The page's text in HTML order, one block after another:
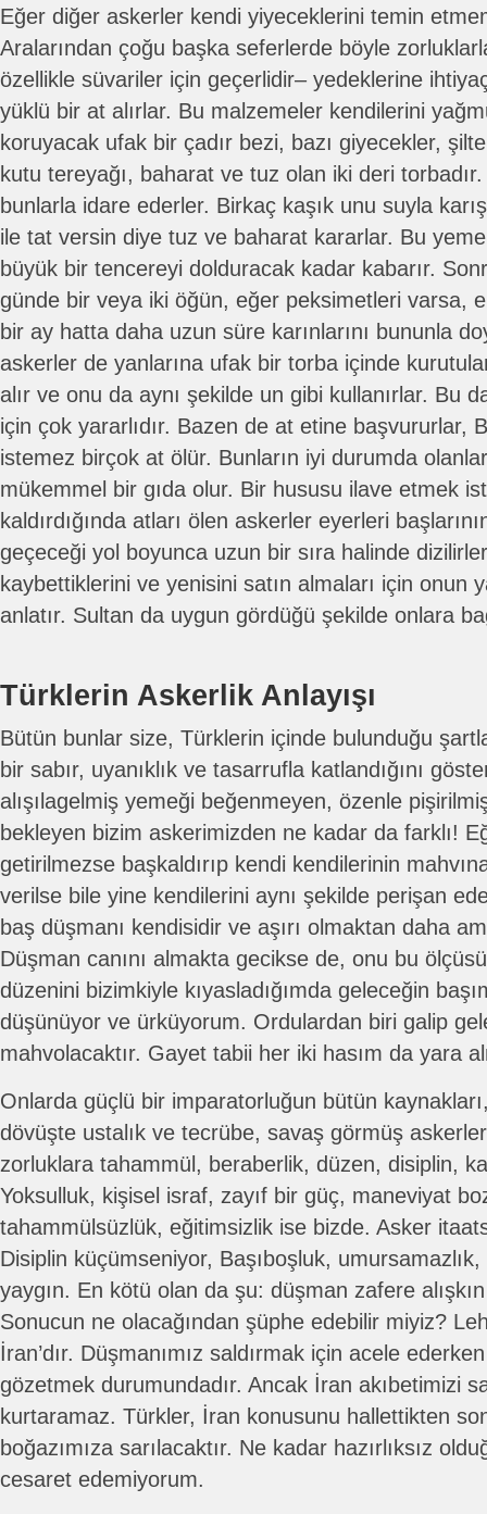
Eğer diğer askerler kendi yiyeceklerini temin
Aralarından çoğu başka seferlerde böyle
özellikle süvariler için geçerlidir– yedeklerine
yüklü bir at alırlar. Bu malzemeler kendilerini
koruyacak ufak bir çadır bezi, bazı giyecekler,
kutu tereyağı, baharat ve tuz olan iki deri torbadır.
bunlarla idare ederler. Birkaç kaşık unu suyla
ile tat versin diye tuz ve baharat kararlar. Bu
büyük bir tencereyi dolduracak kadar kabarır.
günde bir veya iki öğün, eğer peksimetleri varsa,
bir ay hatta daha uzun süre karınlarını bununla
askerler de yanlarına ufak bir torba içinde
alır ve onu da aynı şekilde un gibi kullanırlar. Bu
için çok yararlıdır. Bazen de at etine başvururlar,
istemez birçok at ölür. Bunların iyi durumda
mükemmel bir gıda olur. Bir hususu ilave etmek
kaldırdığında atları ölen askerler eyerleri
geçeceği yol boyunca uzun bir sıra halinde
kaybettiklerini ve yenisini satın almaları için onun
anlatır. Sultan da uygun gördüğü şekilde onlara
Türklerin Askerlik Anlayışı
Bütün bunlar size, Türklerin içinde bulunduğu
bir sabır, uyanıklık ve tasarrufla katlandığını
alışılagelmiş yemeği beğenmeyen, özenle
bekleyen bizim askerimizden ne kadar da farklı!
getirilmezse başkaldırıp kendi kendilerinin
verilse bile yine kendilerini aynı şekilde perişan
baş düşmanı kendisidir ve aşırı olmaktan daha
Düşman canını almakta gecikse de, onu bu
düzenini bizimkiyle kıyasladığımda geleceğin
düşünüyor ve ürküyorum. Ordulardan biri galip
mahvolacaktır. Gayet tabii her iki hasım da yara
Onlarda güçlü bir imparatorluğun bütün
dövüşte ustalık ve tecrübe, savaş görmüş
zorluklara tahammül, beraberlik, düzen, disiplin,
Yoksulluk, kişisel israf, zayıf bir güç, maneviyat
tahammülsüzlük, eğitimsizlik ise bizde. Asker
Disiplin küçümseniyor, Başıboşluk, umursamazlık,
yaygın. En kötü olan da şu: düşman zafere
Sonucun ne olacağından şüphe edebilir miyiz?
İran’dır. Düşmanımız saldırmak için acele
gözetmek durumundadır. Ancak İran akıbetimizi
kurtaramaz. Türkler, İran konusunu hallettikten
boğazımıza sarılacaktır. Ne kadar hazırlıksız
cesaret edemiyorum.